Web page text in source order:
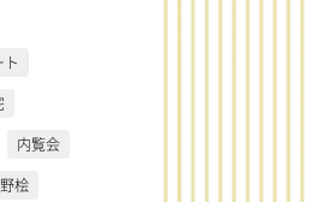
内覧会
桧